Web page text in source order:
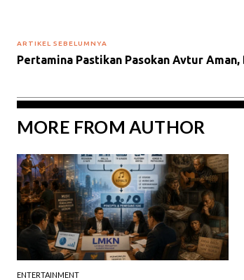
ARTIKEL SEBELUMNYA
Pertamina Pastikan Pasokan Avtur Aman,
MORE FROM AUTHOR
ENTERTAINMENT